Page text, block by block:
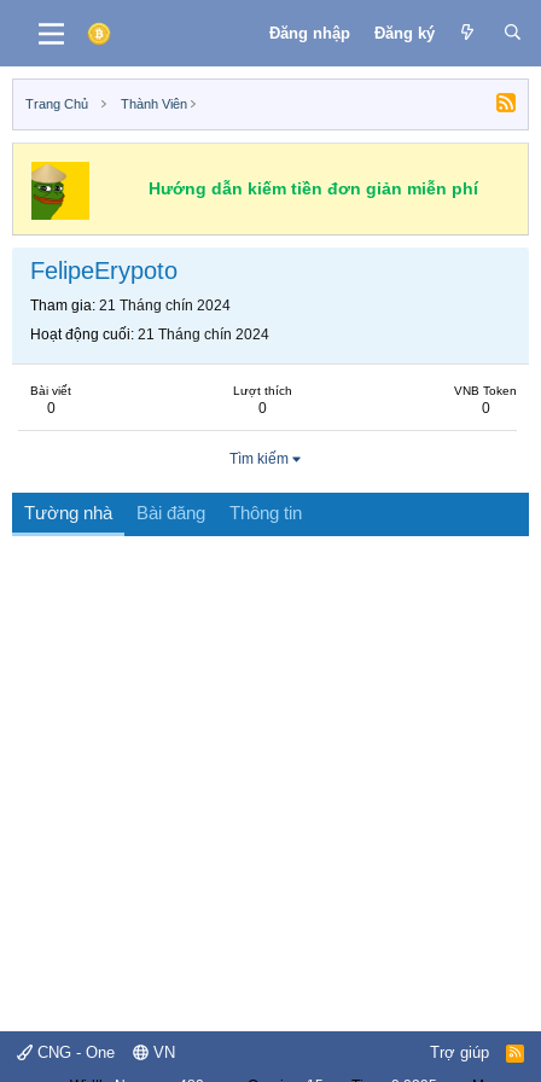
Đăng nhập Đăng ký
Trang Chủ Thành Viên
Hướng dẫn kiếm tiền đơn giản miễn phí
FelipeErypoto
Tham gia 21 Tháng chín 2024
Hoạt động cuối 21 Tháng chín 2024
Bài viết
0
Lượt thích
0
VNB Token
0
Tìm kiếm
Tường nhà Bài đăng Thông tin
CNG - One VN Trợ giúp
R